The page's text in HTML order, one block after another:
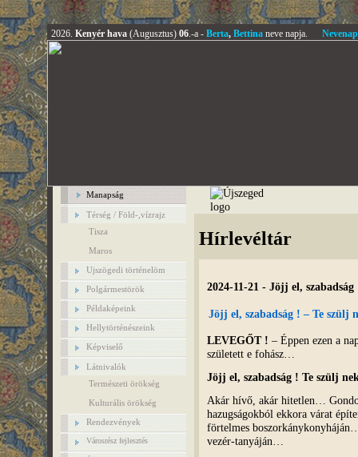
2026. Kenyér hava (Augusztus) 06.-a - Berta, Bettinaneve napja.
Manapság
Térség / Föld-,vízrajz
Tisza
Maros
Ujszögedi történelöm
Polgármestörök
Példaképeink
Hellytörténészeink
Képviselő
Látnivalók
Természeti örökség
Kulturális örökség
Rendezvények
Városrész fejlesztés
Hírlevéltár
2024-11-21 - Jöjj el,
Jöjj el, szabadság ! – Te szülj
LEVEGŐT ! – Éppen ezen a
született e fohász…
Jöjj el, szabadság ! Te szülj
Akár hívő, akár hitetlen…
hazugságokból ekkora várat
förtelmes
vezér-tanyáján…